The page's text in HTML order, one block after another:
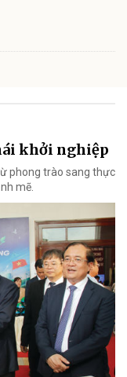
khởi nghiệp
phong trào sang thực
mẽ.